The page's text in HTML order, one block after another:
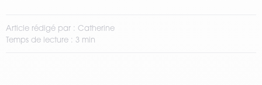
Article rédigé par : Catherine
Temps de lecture : 3 min